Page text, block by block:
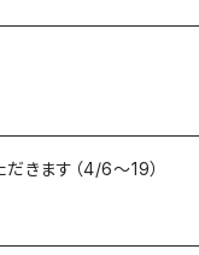
きます（4/6〜19）